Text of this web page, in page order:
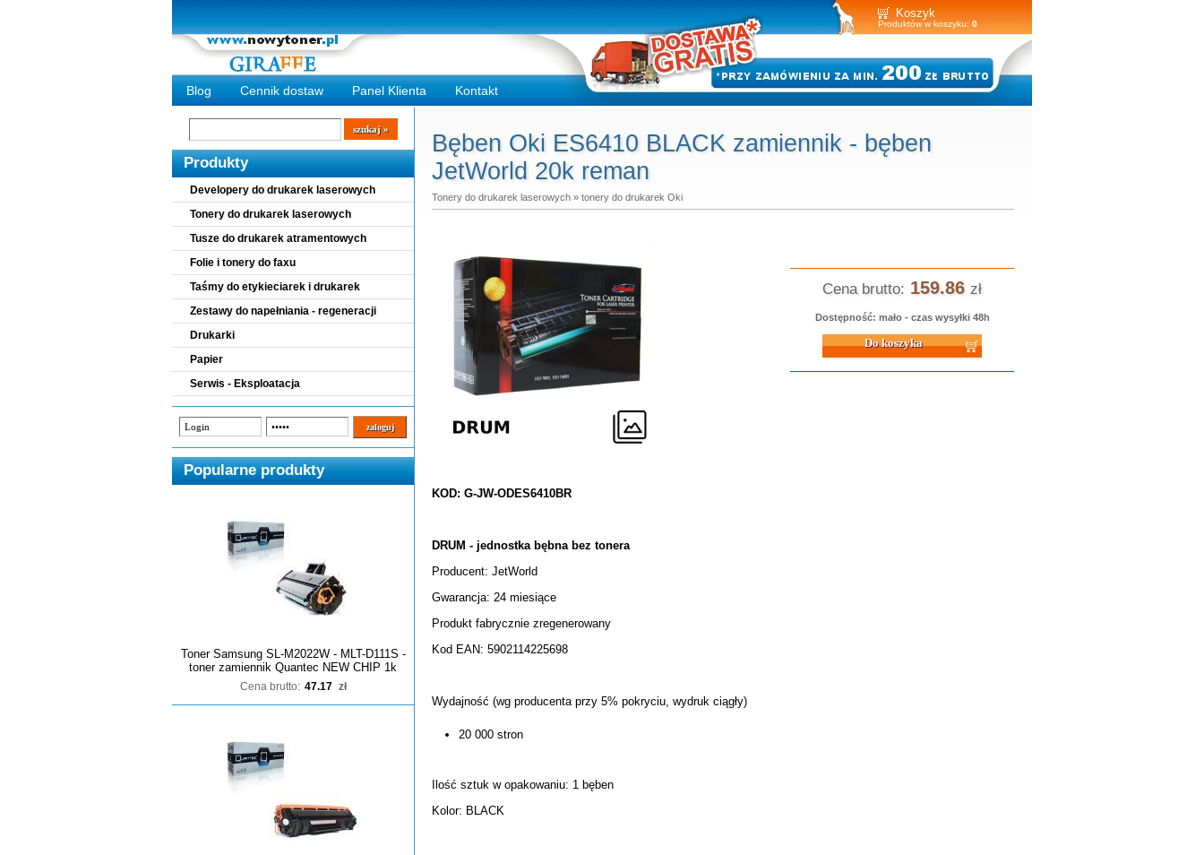
Koszyk
Produktów w koszyku: 0
Blog Cennik dostaw Panel Klienta Kontakt
Wyszukiwarka
szukaj
Produkty
Developery do drukarek laserowych
Tonery do drukarek laserowych
Tusze do drukarek atramentowych
Folie i tonery do faxu
Taśmy do etykieciarek i drukarek
Zestawy do napełniania - regeneracji
Drukarki
Papier
Serwis - Eksploatacja
Popularne produkty
Toner Samsung SL-M2022W - MLT-D111S -
toner zamiennik Quantec NEW CHIP 1k
Cena brutto: 47.17 zł
Bęben Oki ES6410 BLACK zamiennik - bęben
JetWorld 20k reman
Tonery do drukarek laserowych » tonery do drukarek Oki
Cena brutto: 159.86 zł
Dostępność: mało - czas wysyłki 48h
Do koszyka
KOD: G-JW-ODES6410BR
DRUM - jednostka bębna bez tonera
Producent: JetWorld
Gwarancja: 24 miesiące
Produkt fabrycznie zregenerowany
Kod EAN: 5902114225698
Wydajność (wg producenta przy 5% pokryciu, wydruk ciągły)
20 000 stron
Ilość sztuk w opakowaniu: 1 bęben
Kolor: BLACK